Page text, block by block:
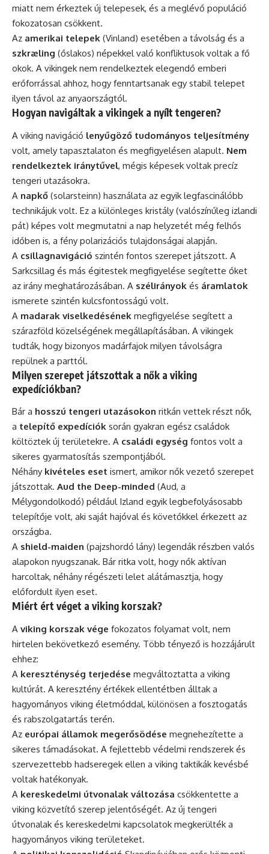
miatt nem érkeztek új telepesek, és a meglévő populáció
fokozatosan csökkent.
Az amerikai telepek (Vinland) esetében a távolság és a
szkræling (őslakos) népekkel való konfliktusok voltak a fő
okok. A vikingek nem rendelkeztek elegendő emberi
erőforrással ahhoz, hogy fenntartsanak egy stabil telepet
ilyen távol az anyaországtól.
Hogyan navigáltak a vikingek a nyílt tengeren?
A viking navigáció lenyűgöző tudományos teljesítmény
volt, amely tapasztalaton és megfigyelésen alapult. Nem
rendelkeztek iránytűvel, mégis képesek voltak precíz
tengeri utazásokra.
A napkő (solarsteinn) használata az egyik legfascinálóbb
technikájuk volt. Ez a különleges kristály (valószínűleg izlandi
pát) képes volt megmutatni a nap helyzetét még felhős
időben is, a fény polarizációs tulajdonságai alapján.
A csillagnavigáció szintén fontos szerepet játszott. A
Sarkcsillag és más égitestek megfigyelése segítette őket
az irány meghatározásában. A szélirányok és áramlatok
ismerete szintén kulcsfontosságú volt.
A madarak viselkedésének megfigyelése segített a
szárazföld közelségének megállapításában. A vikingek
tudták, hogy bizonyos madárfajok milyen távolságra
repülnek a parttól.
Milyen szerepet játszottak a nők a viking
expedíciókban?
Bár a hosszú tengeri utazásokon ritkán vettek részt nők,
a telepítő expedíciók során gyakran egész családok
költöztek új területekre. A családi egység fontos volt a
sikeres gyarmatosítás szempontjából.
Néhány kivételes eset ismert, amikor nők vezető szerepet
játszottak. Aud the Deep-minded (Aud, a
Mélygondolkodó) például Izland egyik legbefolyásosabb
telepítője volt, aki saját hajóval és követőkkel érkezett az
országba.
A shield-maiden (pajzshordó lány) legendák részben valós
alapokon nyugszanak. Bár ritka volt, hogy nők aktívan
harcoltak, néhány régészeti lelet alátámasztja, hogy
előfordult ilyen eset.
Miért ért véget a viking korszak?
A viking korszak vége fokozatos folyamat volt, nem
hirtelen bekövetkező esemény. Több tényező is hozzájárult
ehhez:
A kereszténység terjedése megváltoztatta a viking
kultúrát. A keresztény értékek ellentétben álltak a
hagyományos viking életmóddal, különösen a fosztogatás
és rabszolgatartás terén.
Az európai államok megerősödése megnehezítette a
sikeres támadásokat. A fejlettebb védelmi rendszerek és
szervezettebb hadseregek ellen a viking taktikák kevésbé
voltak hatékonyak.
A kereskedelmi útvonalak változása csökkentette a
viking közvetítő szerep jelentőségét. Az új tengeri
útvonalak és kereskedelmi kapcsolatok megkerülték a
hagyományos viking területeket.